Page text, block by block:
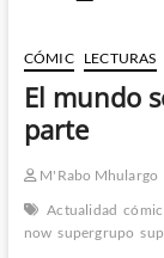
Dimensión
Desconocida
con
El
Capitán
de
Remender
Romita
CÓMIC LECTURAS
El mundo
parte
M'Rabo Mhulargo
Actualidad cómic
now supergrupo